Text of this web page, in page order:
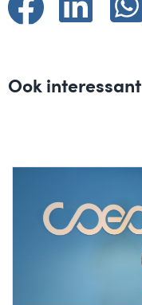
Ook interessant